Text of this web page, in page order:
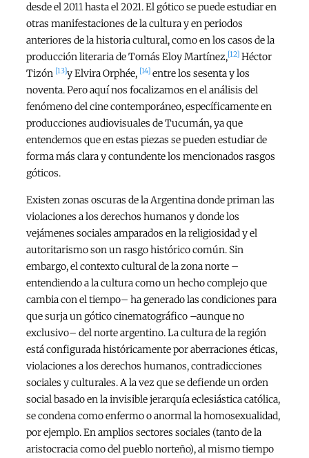
desde el 2011 hasta el 2021. El gótico se puede estudiar en
otras manifestaciones de la cultura y en periodos
anteriores de la historia cultural, como en los casos de la
producción literaria de Tomás Eloy Martínez,[12] Héctor
Tizón [13]y Elvira Orphée, [14] entre los sesenta y los
noventa. Pero aquí nos focalizamos en el análisis del
fenómeno del cine contemporáneo, específicamente en
producciones audiovisuales de Tucumán, ya que
entendemos que en estas piezas se pueden estudiar de
forma más clara y contundente los mencionados rasgos
góticos.
Existen zonas oscuras de la Argentina donde priman las
violaciones a los derechos humanos y donde los
vejámenes sociales amparados en la religiosidad y el
autoritarismo son un rasgo histórico común. Sin
embargo, el contexto cultural de la zona norte –
entendiendo a la cultura como un hecho complejo que
cambia con el tiempo– ha generado las condiciones para
que surja un gótico cinematográfico –aunque no
exclusivo– del norte argentino. La cultura de la región
está configurada históricamente por aberraciones éticas,
violaciones a los derechos humanos, contradicciones
sociales y culturales. A la vez que se defiende un orden
social basado en la invisible jerarquía eclesiástica católica,
se condena como enfermo o anormal la homosexualidad,
por ejemplo. En amplios sectores sociales (tanto de la
aristocracia como del pueblo norteño), al mismo tiempo